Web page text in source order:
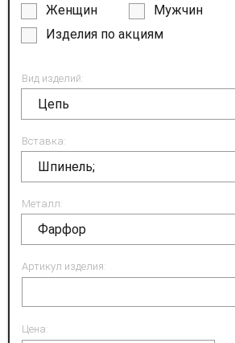
Женщин Мужчин
Изделия по акциям
Вид изделий:
Цепь
Вставка:
Шпинель;
Металл:
Фарфор
Артикул изделия:
Цена: